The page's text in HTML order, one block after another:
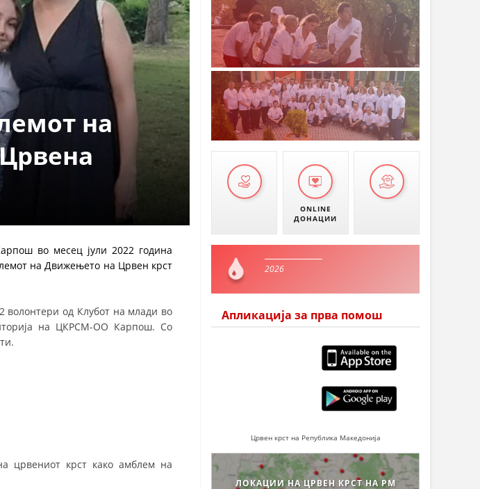
МАТЕРИЈАЛИ
на
во месец јули 2022 година
на Движењето на Црвен крст
волонтери од Клубот на млади во
на ЦКРСМ-ОО Карпош. Со
црвениот крст како амблем на
ONLINE
ДОНАЦИИ
2026
Апликација за прва помош
Црвен крст на Република Македонија
ЛОКАЦИИ НА ЦРВЕН КРСТ НА РМ